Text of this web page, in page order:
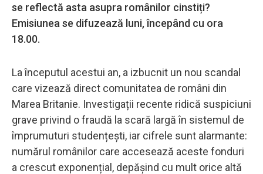
se reflectă asta asupra românilor cinstiți?
Emisiunea se difuzează luni, începând cu ora
18.00.
La începutul acestui an, a izbucnit un nou scandal
care vizează direct comunitatea de români din
Marea Britanie. Investigații recente ridică suspiciuni
grave privind o fraudă la scară largă în sistemul de
împrumuturi studențești, iar cifrele sunt alarmante:
numărul românilor care accesează aceste fonduri
a crescut exponențial, depășind cu mult orice altă